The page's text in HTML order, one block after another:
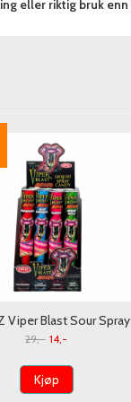
eller riktig bruk
Viper Blast Sour Spray
1.35ml (40ml)
29,- 14,-
Kjøp